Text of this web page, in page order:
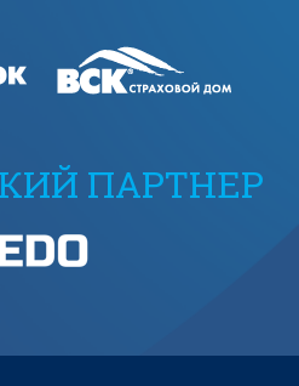
ПАРТНЕР